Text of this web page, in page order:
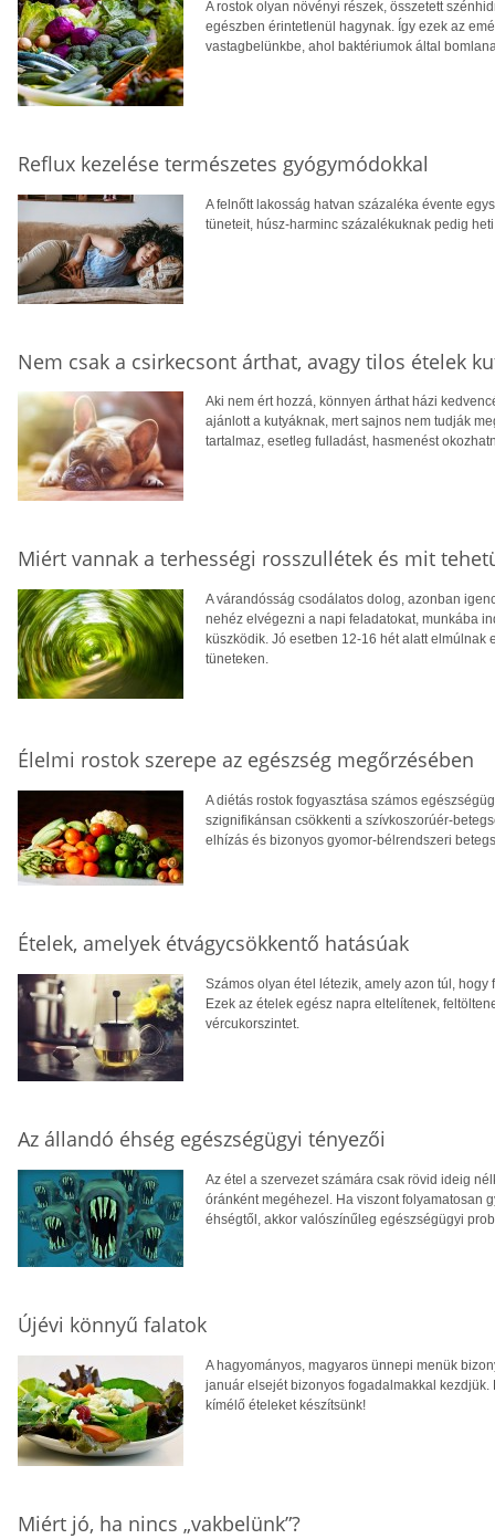
A rostok olyan növényi részek, összetett
egészben érintetlenül hagynak. Így ezek az
vastagbelünkbe, ahol baktériumok által
Reflux kezelése természetes gyógymódokkal
A felnőtt lakosság hatvan százaléka évente
tüneteit, húsz-harminc százalékuknak pedig
Nem csak a csirkecsont árthat, avagy tilos ételek
Aki nem ért hozzá, könnyen árthat házi
ajánlott a kutyáknak, mert sajnos nem tudják
tartalmaz, esetleg fulladást, hasmenést
Miért vannak a terhességi rosszullétek és mit
A várandósság csodálatos dolog, azonban
nehéz elvégezni a napi feladatokat, munkába
küszködik. Jó esetben 12-16 hét alatt
tüneteken.
Élelmi rostok szerepe az egészség megőrzésében
A diétás rostok fogyasztása számos
szignifikánsan csökkenti a szívkoszorúér-
elhízás és bizonyos gyomor-bélrendszeri
Ételek, amelyek étvágycsökkentő hatásúak
Számos olyan étel létezik, amely azon túl,
Ezek az ételek egész napra eltelítenek,
vércukorszintet.
Az állandó éhség egészségügyi tényezői
Az étel a szervezet számára csak rövid ideig
óránként megéhezel. Ha viszont folyamatosan
éhségtől, akkor valószínűleg egészségügyi
Újévi könnyű falatok
A hagyományos, magyaros ünnepi menük
január elsejét bizonyos fogadalmakkal
kímélő ételeket készítsünk!
Miért jó, ha nincs „vakbelünk”?